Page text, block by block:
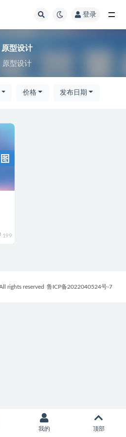
登录
原型设计
原型设计
价格 发布日期
199
rights reserved 鲁ICP备2022040524号-7
我的 顶部